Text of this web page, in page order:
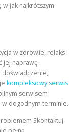
w jak najkrótszym
w zdrowie, relaks i
jej naprawę
kompleksowy serwis
serwisem
w dogodnym terminie.
Skontaktuj